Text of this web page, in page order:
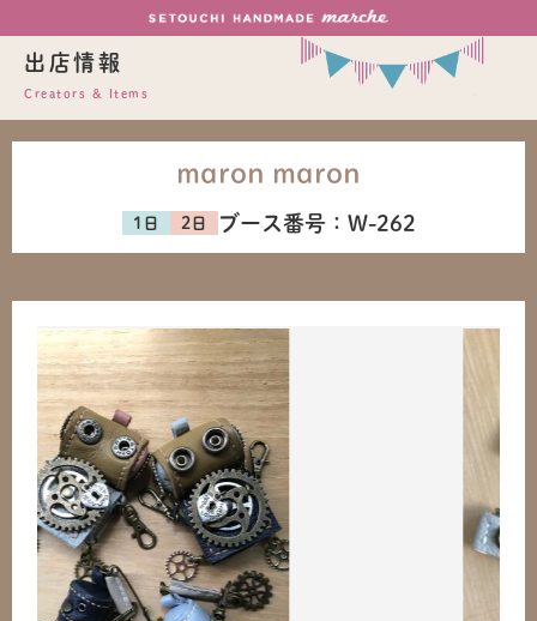
出店情報
Creators & Items
maron maron
ブース番号： W-262